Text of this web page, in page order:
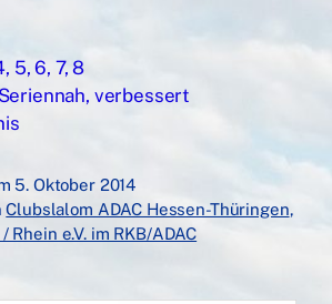
5, 6, 7, 8
verbessert
5. Oktober 2014
Clubslalom ADAC Hessen-Thüringen,
Rhein e.V. im RKB/ADAC